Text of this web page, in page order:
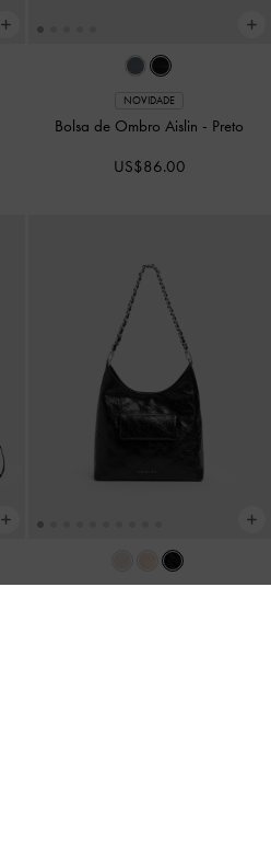
NOVIDADE
Bolsa de Ombro Aislin - Preto
US$86.00